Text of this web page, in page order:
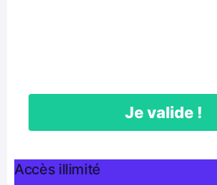
Je valide !
Accès illimité